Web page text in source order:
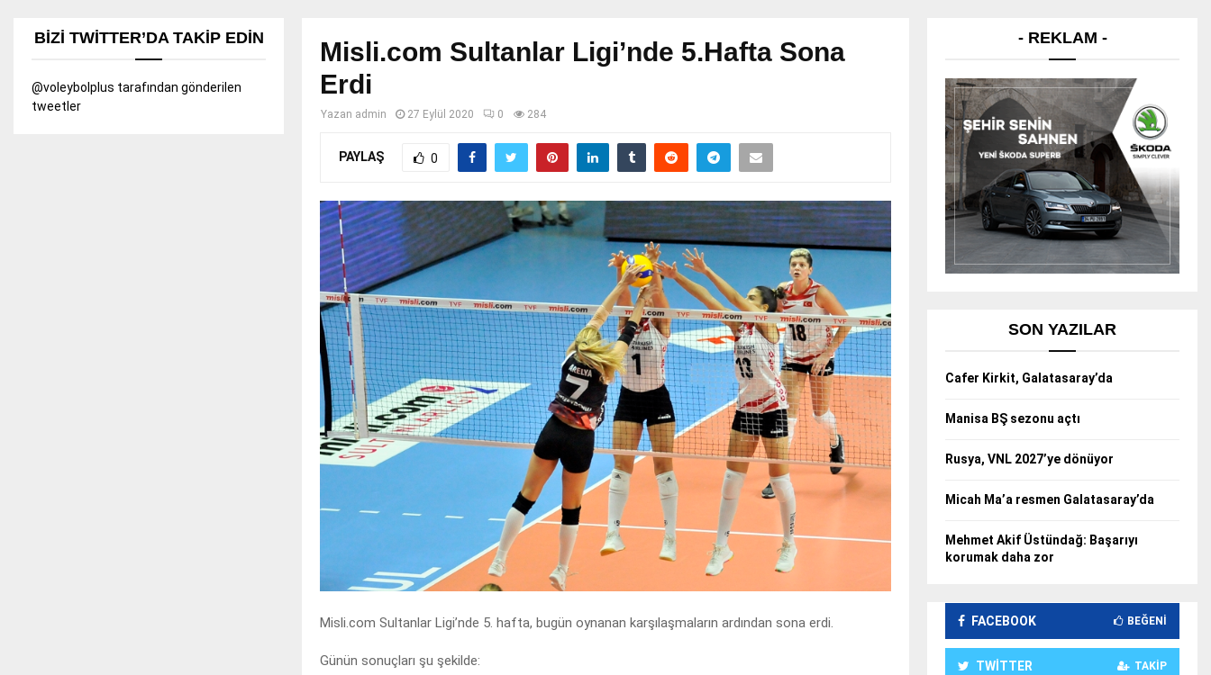
Misli.com Sultanlar Ligi’nde 5.Hafta Sona
Erdi
Yazan admin 27 Eylül 2020 0 284
PAYLAŞ 0
Misli.com Sultanlar Ligi’nde 5. hafta, bugün oynanan karşılaşmaların ardından sona erdi.
Günün sonuçları şu şekilde:
BIZI TWITTER’DA TAKIP EDIN
@voleybolplus tarafından gönderilen
tweetler
- REKLAM -
SON YAZILAR
Cafer Kirkit, Galatasaray’da
Manisa BŞ sezonu açtı
Rusya, VNL 2027’ye dönüyor
Micah Ma’a resmen Galatasaray’da
Mehmet Akif Üstündağ: Başarıyı
korumak daha zor
FACEBOOK BEĞENI
TWITTER TAKIP